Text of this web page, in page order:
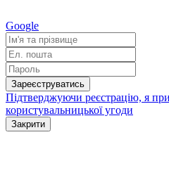
Google
Зареєструватись
Підтверджуючи реєстрацію, я
користувальницької угоди
Закрити